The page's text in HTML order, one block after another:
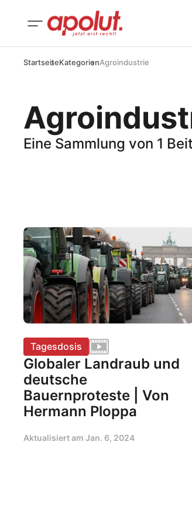
StartseiteKategorienAgroindustrie
Eine Sammlung von 1
Tagesdosis
Globaler Landraub und
deutsche
Bauernproteste | Von
Hermann Ploppa
Aktualisiert am Jan. 6, 2024